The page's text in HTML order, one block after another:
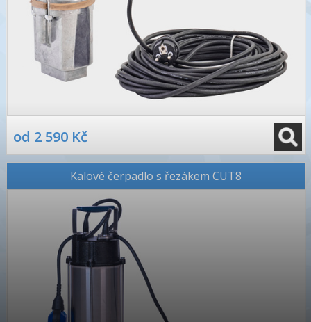
od 2 590 Kč
Kalové čerpadlo s řezákem CUT8